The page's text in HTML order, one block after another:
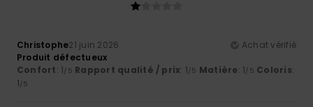
Christophe21 juin 2026
Achat vérifié
Produit défectueux
Confort: 1/5 Rapport qualité / prix: 1/5 Matière: 1/5 Coloris:
1/5